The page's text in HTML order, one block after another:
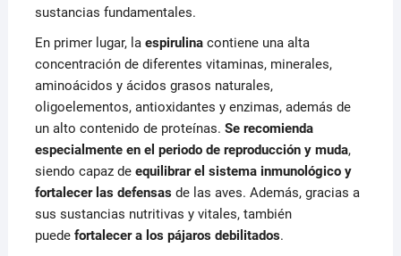
sustancias fundamentales.
En primer lugar, la espirulina contiene una alta
concentración de diferentes vitaminas, minerales,
aminoácidos y ácidos grasos naturales,
oligoelementos, antioxidantes y enzimas, además de
un alto contenido de proteínas. Se recomienda
especialmente en el periodo de reproducción y muda,
siendo capaz de equilibrar el sistema inmunológico y
fortalecer las defensasde las aves. Además, gracias a
sus sustancias nutritivas y vitales, también
puede fortalecer a los pájaros debilitados.